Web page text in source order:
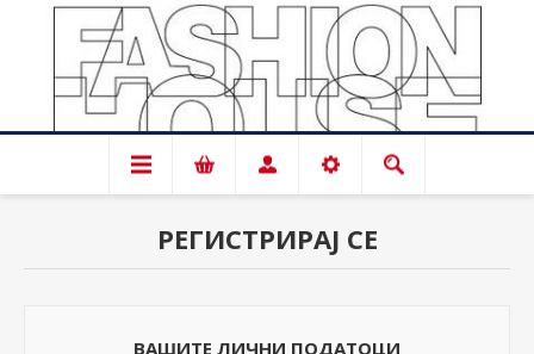
РЕГИСТРИРАЈ СЕ
ВАШИТЕ ЛИЧНИ ПОДАТОЦИ